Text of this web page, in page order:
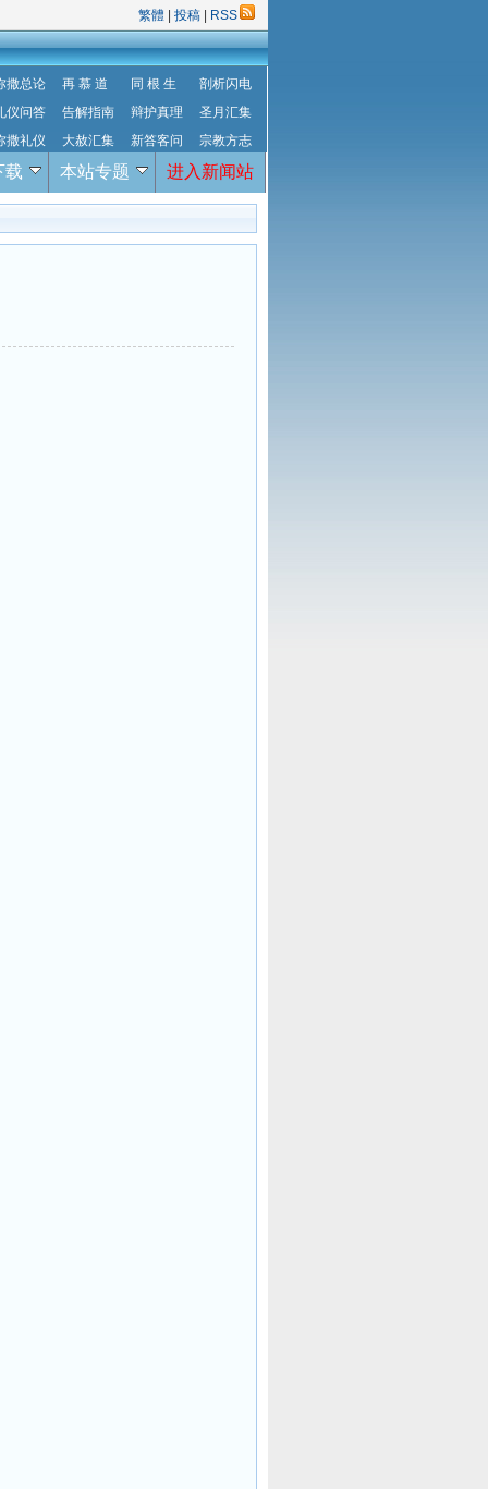
繁體 投稿 RSS
撒总论 再 慕 道 同 根 生
剖析闪电
仪问答
告解指南 辩护真理
圣月汇集
撒礼仪
大赦汇集 新答客问 宗教方志
载 本站专题 进入新闻站